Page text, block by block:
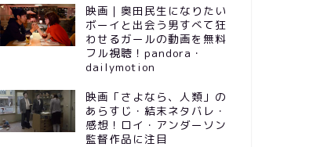
映画｜奥田民生になりたい
ボーイと出会う男すべて狂
わせるガールの動画を無料
フル視聴！pandora・
dailymotion
映画「さよなら、人類」の
あらすじ・結末ネタバレ・
感想！ロイ・アンダーソン
監督作品に注目